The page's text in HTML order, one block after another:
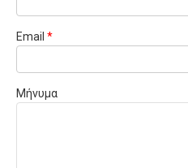
Email *
Μήνυμα